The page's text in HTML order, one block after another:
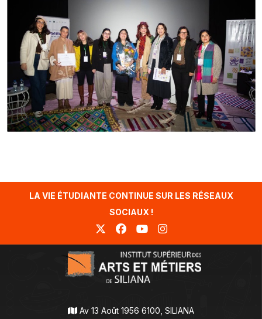
LA VIE ÉTUDIANTE CONTINUE SUR LES RÉSEAUX
SOCIAUX !
Av 13 Août 1956 6100, SILIANA